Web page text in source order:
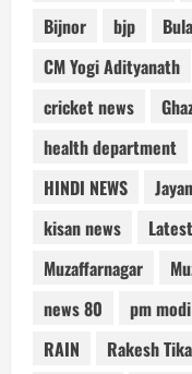
Bijnor
bjp
CM Yogi Adityanath
cricket news
health department
HINDI NEWS
kisan news
Muzaffarnagar
news 80
pm modi
RAIN
Rakesh